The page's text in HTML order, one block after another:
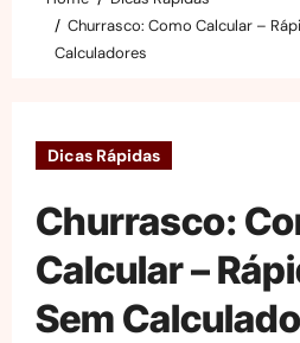
Churrasco: Como Calcular –
Calculadores
Dicas Rápidas
Churrasco:
Calcular –
Sem